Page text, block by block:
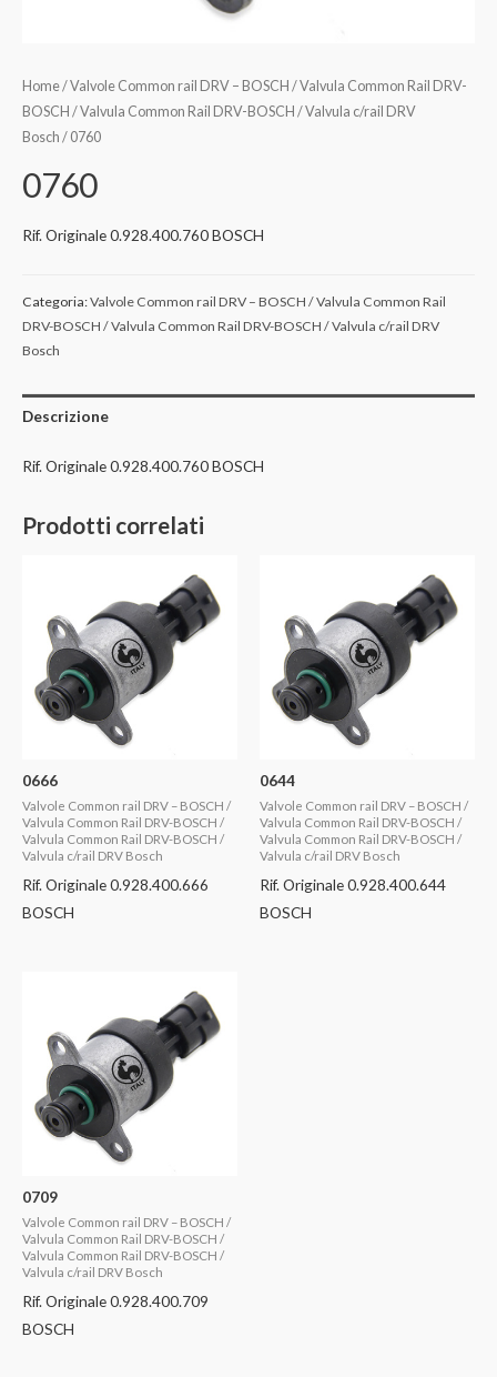
Home/Valvole Common rail DRV – BOSCH / Valvula Common Rail DRV-
BOSCH / Valvula Common Rail DRV-BOSCH / Valvula c/rail DRV
Bosch / 0760
0760
Rif. Originale 0.928.400.760 BOSCH
Categoria:Valvole Common rail DRV – BOSCH / Valvula Common Rail
DRV-BOSCH / Valvula Common Rail DRV-BOSCH / Valvula c/rail DRV
Bosch
Descrizione
Rif. Originale 0.928.400.760 BOSCH
Prodotti correlati
0666
Valvole Common rail DRV – BOSCH /
Valvula Common Rail DRV-BOSCH /
Valvula Common Rail DRV-BOSCH /
Valvula c/rail DRV Bosch
Rif. Originale 0.928.400.666
BOSCH
0644
Valvole Common rail DRV – BOSCH /
Valvula Common Rail DRV-BOSCH /
Valvula Common Rail DRV-BOSCH /
Valvula c/rail DRV Bosch
Rif. Originale 0.928.400.644
BOSCH
0709
Valvole Common rail DRV – BOSCH /
Valvula Common Rail DRV-BOSCH /
Valvula Common Rail DRV-BOSCH /
Valvula c/rail DRV Bosch
Rif. Originale 0.928.400.709
BOSCH